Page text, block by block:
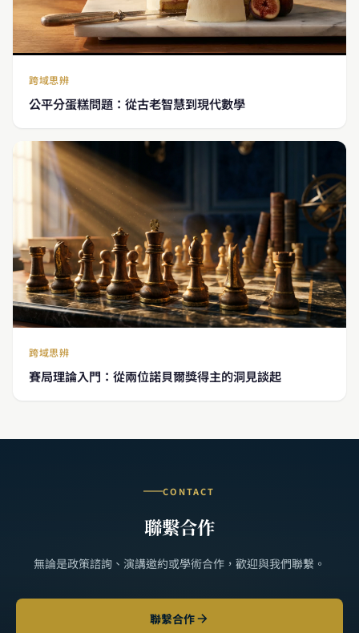
跨域思辨
公平分蛋糕問題：從古老智慧到現代數學
跨域思辨
賽局理論入門：從兩位諾貝爾獎得主的洞見談起
CONTACT
聯繫合作
無論是政策諮詢、演講邀約或學術合作，歡迎與我們聯繫。
聯繫合作